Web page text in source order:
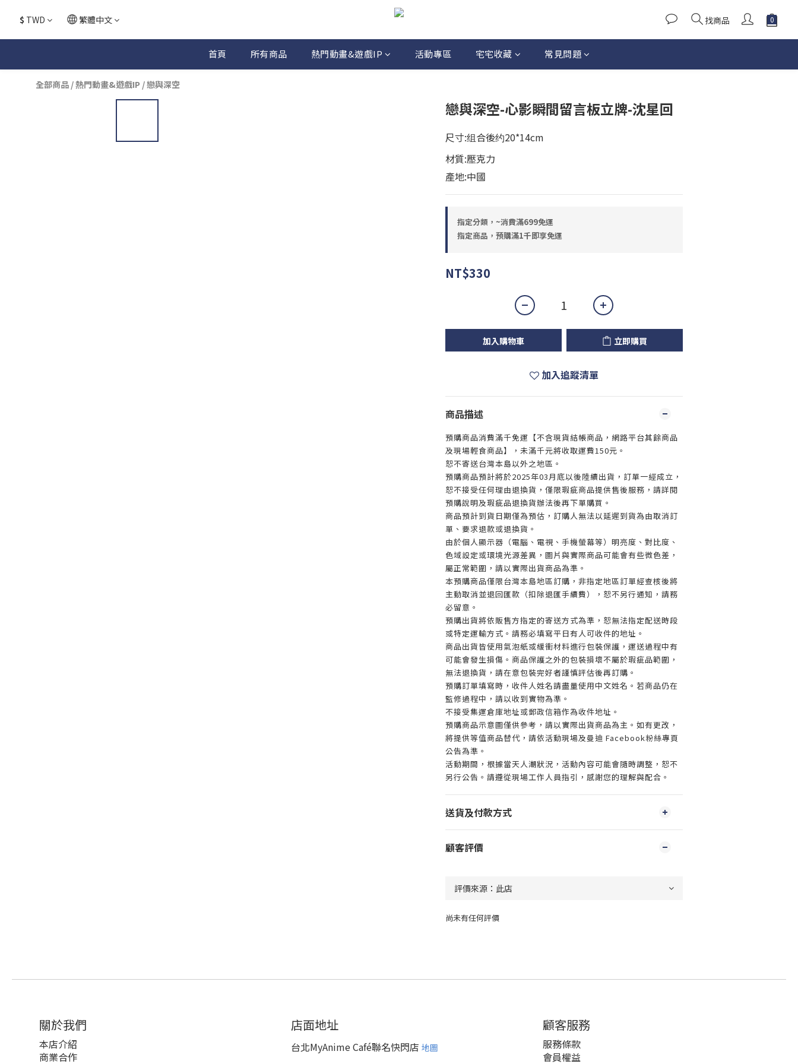
$ TWD 繁體中文 找商品
首頁 所有商品 熱門動畫&遊戲IP 活動專區 宅宅收藏 常見問題
全部商品 /熱門動畫&遊戲IP /戀與深空
戀與深空-心影瞬間留言板立牌-沈星回
尺寸:组合後约20*14cm
材質:壓克力
產地:中國
指定分類，~消費滿699免運
指定商品，預購滿1千即享免運
NT$330
加入購物車 立即購買
加入追蹤清單
商品描述
預購商品消費滿千免運【不含現貨結帳商品，網路平台其餘商品
及現場輕食商品】，未滿千元將收取運費150元。
恕不寄送台灣本島以外之地區。
預購商品預計將於2025年03月底以後陸續出貨，訂單一經成立，
恕不接受任何理由退換貨，僅限瑕疵商品提供售後服務，請詳閱
預購說明及瑕疵品退換貨辦法後再下單購買。
商品預計到貨日期僅為預估，訂購人無法以延遲到貨為由取消訂
單、要求退款或退換貨。
由於個人顯示器（電腦、電視、手機螢幕等）明亮度、對比度、
色域設定或環境光源差異，圖片與實際商品可能會有些微色差，
屬正常範圍，請以實際出貨商品為準。
本預購商品僅限台灣本島地區訂購，非指定地區訂單經查核後將
主動取消並退回匯款（扣除退匯手續費），恕不另行通知，請務
必留意。
預購出貨將依販售方指定的寄送方式為準，恕無法指定配送時段
或特定運輸方式。請務必填寫平日有人可收件的地址。
商品出貨皆使用氣泡紙或緩衝材料進行包裝保護，運送過程中有
可能會發生損傷。商品保護之外的包裝損壞不屬於瑕疵品範圍，
無法退換貨，請在意包裝完好者謹慎評估後再訂購。
預購訂單填寫時，收件人姓名請盡量使用中文姓名。若商品仍在
監修過程中，請以收到實物為準。
不接受集運倉庫地址或郵政信箱作為收件地址。
預購商品示意圖僅供參考，請以實際出貨商品為主。如有更改，
將提供等值商品替代，請依活動現場及曼迪 Facebook粉絲專頁
公告為準。
活動期間，根據當天人潮狀況，活動內容可能會隨時調整，恕不
另行公告。請遵從現場工作人員指引，感謝您的理解與配合。
送貨及付款方式
顧客評價
尚未有任何評價
關於我們
本店介紹
商業合作
店面地址
台北MyAnime Café聯名快閃店 地圖
顧客服務
服務條款
會員權益